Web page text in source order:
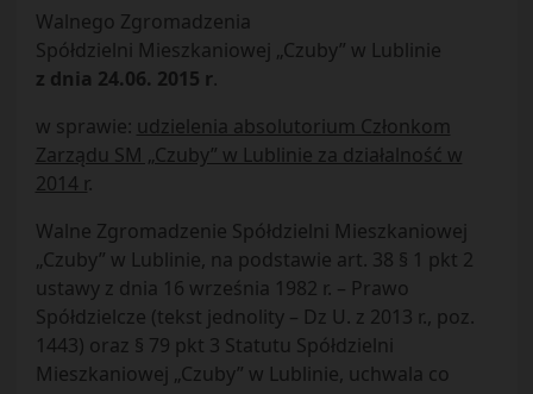
Walnego Zgromadzenia
Spółdzielni Mieszkaniowej „Czuby” w Lublinie
z dnia 24.06. 2015 r.
w sprawie: udzielenia absolutorium Członkom
Zarządu SM „Czuby” w Lublinie za działalność w
2014 r.
Walne Zgromadzenie Spółdzielni Mieszkaniowej
„Czuby” w Lublinie, na podstawie art. 38 § 1 pkt 2
ustawy z dnia 16 września 1982 r. – Prawo
Spółdzielcze (tekst jednolity – Dz U. z 2013 r., poz.
1443) oraz § 79 pkt 3 Statutu Spółdzielni
Mieszkaniowej „Czuby” w Lublinie, uchwala co